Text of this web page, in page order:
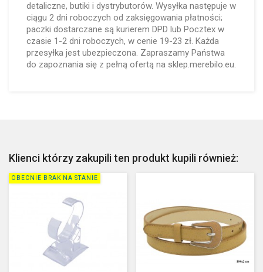
detaliczne, butiki i dystrybutorów. Wysyłka następuje w
ciągu 2 dni roboczych od zaksięgowania płatności;
paczki dostarczane są kurierem DPD lub Pocztex w
czasie 1-2 dni roboczych, w cenie 19-23 zł. Każda
przesyłka jest ubezpieczona. Zapraszamy Państwa
do zapoznania się z pełną ofertą na sklep.merebilo.eu.
Klienci którzy zakupili ten produkt kupili również:
OBECNIE BRAK NA STANIE